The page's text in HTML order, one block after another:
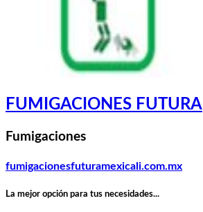
FUMIGACIONES FUTURA
Fumigaciones
fumigacionesfuturamexicali.com.mx
La mejor opción para tus necesidades...